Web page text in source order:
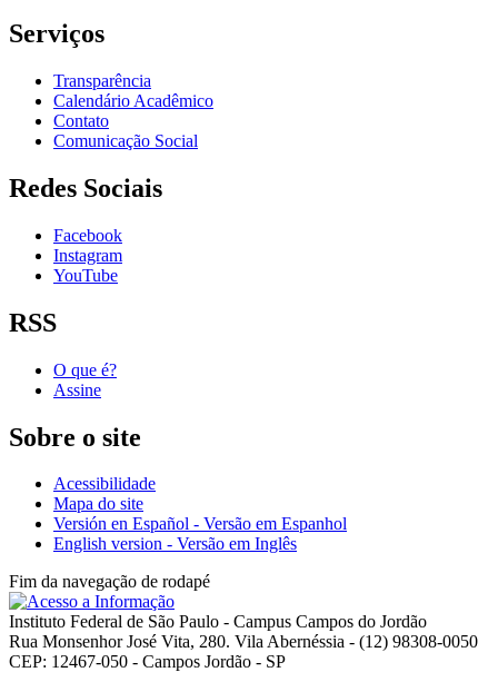
Serviços
Transparência
Calendário Acadêmico
Contato
Comunicação Social
Redes Sociais
Facebook
Instagram
YouTube
RSS
O que é?
Assine
Sobre o site
Acessibilidade
Mapa do site
Versión en Español - Versão em Espanhol
English version - Versão em Inglês
Fim da navegação de rodapé
Instituto Federal de São Paulo - Campus Campos do Jordão
Rua Monsenhor José Vita, 280. Vila Abernéssia - (12) 98308-0050
CEP: 12467-050 - Campos Jordão - SP